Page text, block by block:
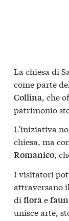
La chiesa di
come parte
Collina, che
patrimonio
L’iniziativa
chiesa, ma
Romanico,
I visitatori
attraversano
di florae
unisce arte,